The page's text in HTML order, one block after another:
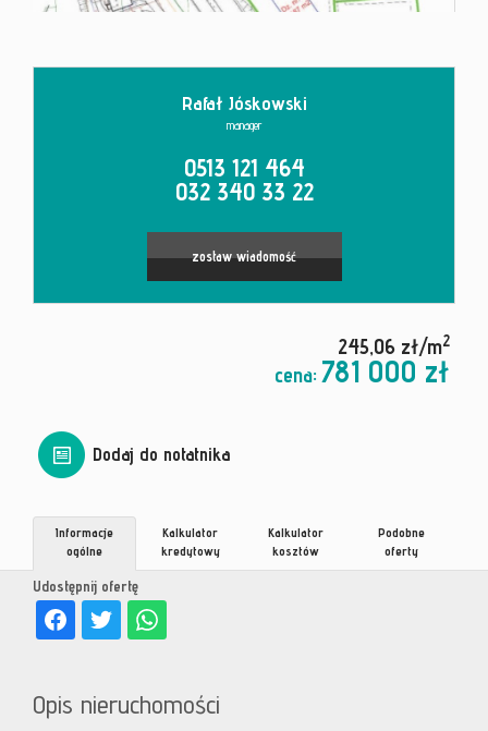
Rafał Jóskowski
manager
0513 121 464
032 340 33 22
zostaw wiadomość
245,06 zł/m2
cena: 781 000 zł
Dodaj do notatnika
Udostępnij ofertę
Informacje
ogólne
Kalkulator
kredytowy
Kalkulator
kosztów
Podobne
oferty
Opis nieruchomości